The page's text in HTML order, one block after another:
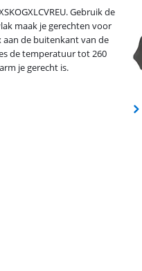
Gebruik de
maak je gerechten voor
aan de buitenkant van de
de temperatuur tot 260
je gerecht is.